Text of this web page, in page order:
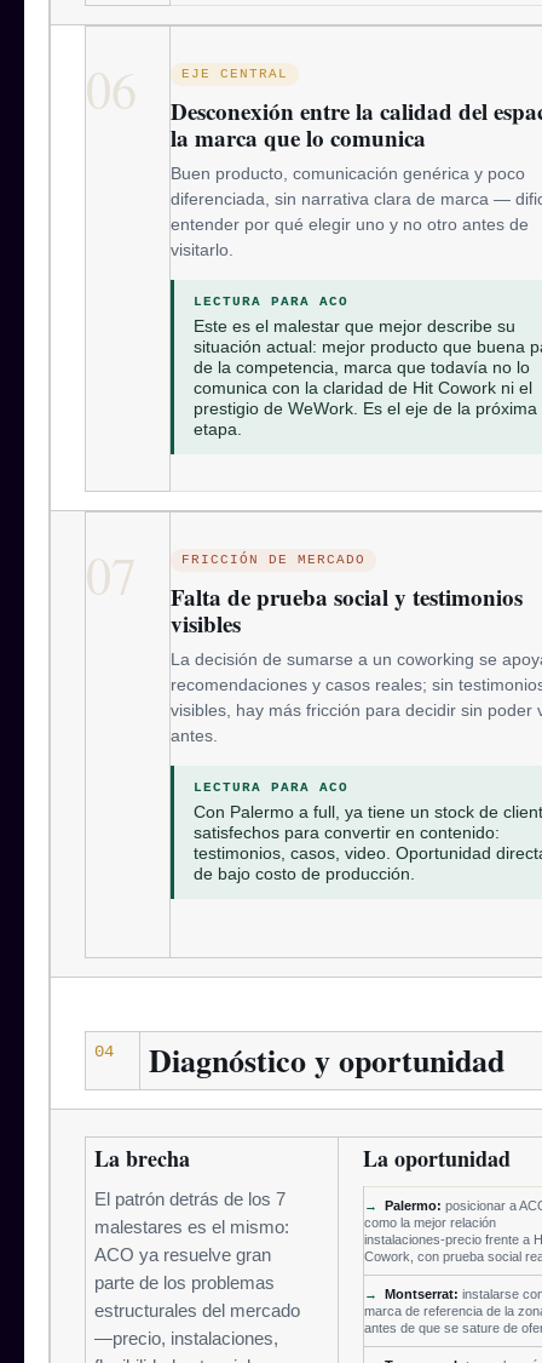
06 EJE CENTRAL
Desconexión entre la calidad del
la marca que lo comunica
Buen producto, comunicación genérica y poco
diferenciada, sin narrativa clara de marca —
entender por qué elegir uno y no otro antes de
visitarlo.
LECTURA PARA ACO
Este es el malestar que mejor describe su
situación actual: mejor producto que buena
de la competencia, marca que todavía no lo
comunica con la claridad de Hit Cowork ni el
prestigio de WeWork. Es el eje de la próxima
etapa.
07 FRICCIÓN DE MERCADO
Falta de prueba social y testimonios
visibles
La decisión de sumarse a un coworking se
recomendaciones y casos reales; sin
visibles, hay más fricción para decidir sin poder
antes.
LECTURA PARA ACO
Con Palermo a full, ya tiene un stock de
satisfechos para convertir en contenido:
testimonios, casos, video. Oportunidad
de bajo costo de producción.
04 Diagnóstico y oportunidad
La brecha
El patrón detrás de los 7
malestares es el mismo:
ACO ya resuelve gran
parte de los problemas
estructurales del mercado
—precio, instalaciones,
La oportunidad
→ Palermo: posicionar a
como la mejor relación
instalaciones-precio frente a
Cowork, con prueba social
→ Montserrat: instalarse
marca de referencia de la
antes de que se sature de